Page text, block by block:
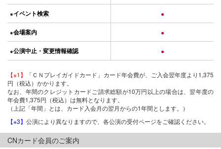
●イベント検索 ●
●会場案内 ●
●公演中止・変更情報確認 ●
【※1】
「ＣＮプレイガイドカード」カード年会費が、ご入会翌年度より1,375
円（税込）かかります。
なお、年間のクレジットカードご請求総額が10万円以上の場合は、翌年度の
年会費1,375円（税込）は無料となります。
（上記「年間」とは、カード入会月の翌月からの1年間とします。）
【※3】 公演により異なりますので、各公演の受付ページをご確認ください。
CNカード会員のご案内